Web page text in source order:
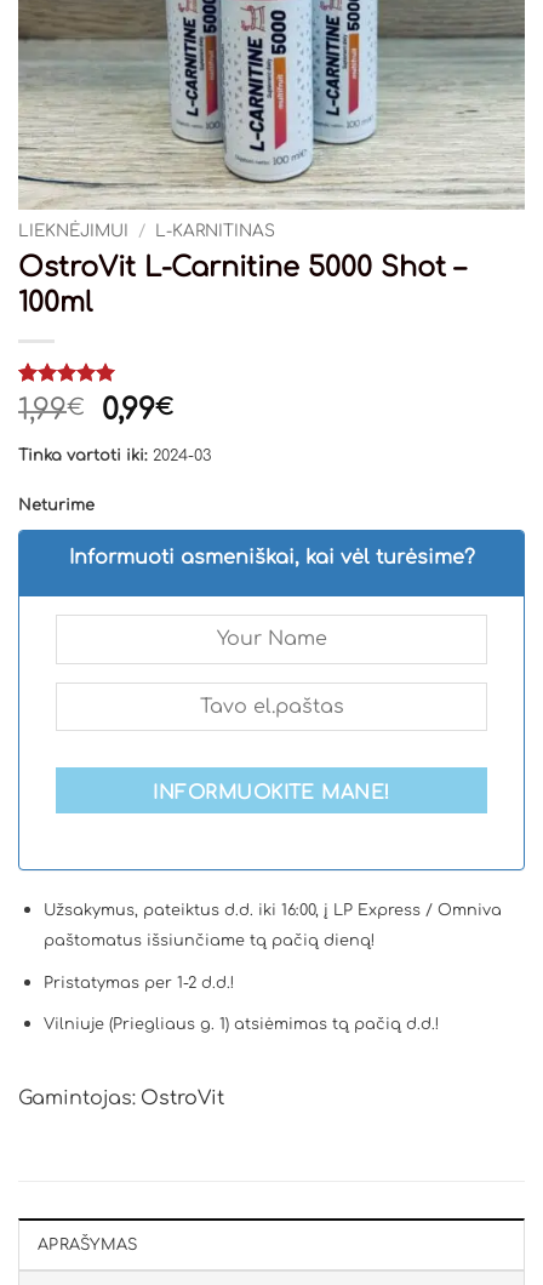
LIEKNĖJIMUI / L-KARNITINAS
OstroVit L-Carnitine 5000 Shot –
100ml
Įvertinimas:
5iš 5
įvertinimų:
1
1,99€
Original
was:
0,99€Current
is:
Tinka vartoti iki: 2024-03
Neturime
Informuoti asmeniškai, kai vėl turėsime?
INFORMUOKITE MANE!
Užsakymus, pateiktus d.d. iki 16:00, į LP Express / Omniva
paštomatus išsiunčiame tą pačią dieną!
Pristatymas per 1-2 d.d.!
Vilniuje (Priegliaus g. 1) atsiėmimas tą pačią d.d.!
Gamintojas: OstroVit
APRAŠYMAS